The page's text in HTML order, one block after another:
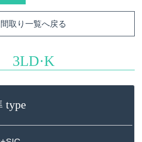
間取り一覧へ戻る
3LD·K
type